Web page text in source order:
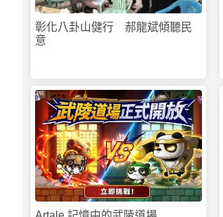
彰化八卦山健行 郝龍斌傾聽民
意
PR